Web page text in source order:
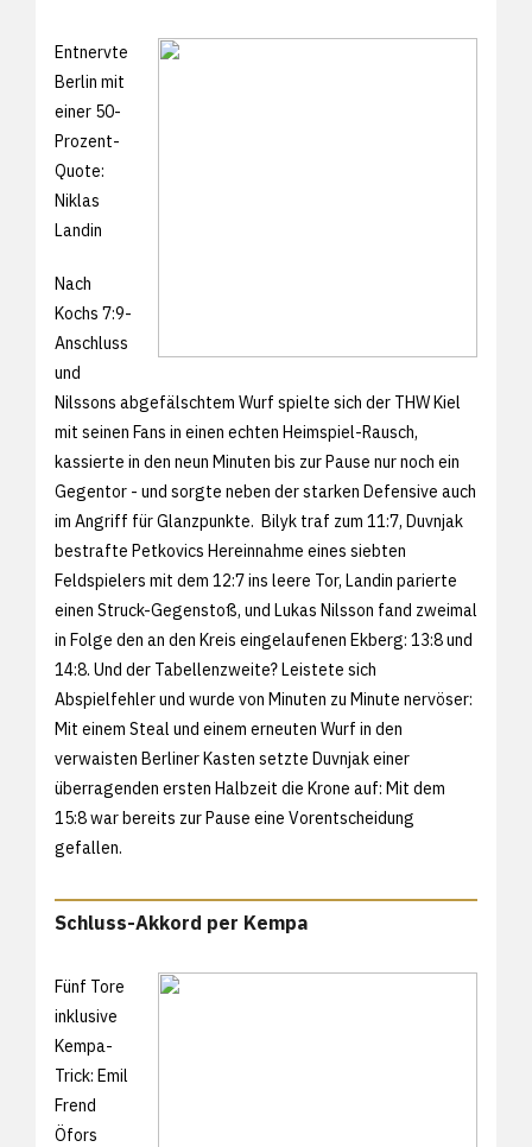
Entnervte
Berlin mit
einer 50-
Prozent-
Quote:
Niklas
Landin
Nach
Kochs 7:9-
Anschluss
und
Nilssons abgefälschtem Wurf spielte sich der THW Kiel
mit seinen Fans in einen echten Heimspiel-Rausch,
kassierte in den neun Minuten bis zur Pause nur noch ein
Gegentor - und sorgte neben der starken Defensive auch
im Angriff für Glanzpunkte. Bilyk traf zum 11:7, Duvnjak
bestrafte Petkovics Hereinnahme eines siebten
Feldspielers mit dem 12:7 ins leere Tor, Landin parierte
einen Struck-Gegenstoß, und Lukas Nilsson fand zweimal
in Folge den an den Kreis eingelaufenen Ekberg: 13:8 und
14:8. Und der Tabellenzweite? Leistete sich
Abspielfehler und wurde von Minuten zu Minute nervöser:
Mit einem Steal und einem erneuten Wurf in den
verwaisten Berliner Kasten setzte Duvnjak einer
überragenden ersten Halbzeit die Krone auf: Mit dem
15:8 war bereits zur Pause eine Vorentscheidung
gefallen.
Schluss-Akkord per Kempa
Fünf Tore
inklusive
Kempa-
Trick: Emil
Frend
Öfors